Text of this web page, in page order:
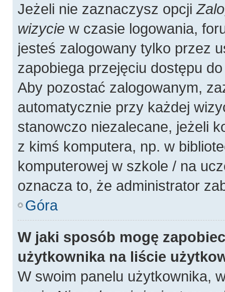
Jeżeli nie zaznaczysz opcji
wizycie w czasie logowania,
jesteś zalogowany tylko przez
zapobiega przejęciu dostępu
Aby pozostać zalogowanym,
automatycznie przy każdej
stanowczo niezalecane, jeżeli
z kimś komputera, np. w
komputerowej w szkole / na
oznacza to, że administrator
Góra
W jaki sposób mogę
użytkownika na liście
W swoim panelu użytkownika,